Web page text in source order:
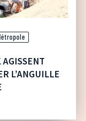
L’ANGUILLE